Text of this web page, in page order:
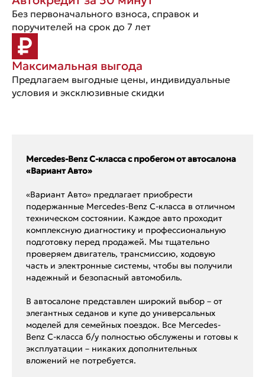
Без первоначального взноса, справок и
поручителей на срок до 7 лет
Максимальная выгода
Предлагаем выгодные цены, индивидуальные
условия и эксклюзивные скидки
Mercedes-Benz C-класса с пробегом от автосалона
«Вариант Авто»
«Вариант Авто» предлагает приобрести
подержанные Mercedes-Benz C-класса в отличном
техническом состоянии. Каждое авто проходит
комплексную диагностику и профессиональную
подготовку перед продажей. Мы тщательно
проверяем двигатель, трансмиссию, ходовую
часть и электронные системы, чтобы вы получили
надежный и безопасный автомобиль.
В автосалоне представлен широкий выбор – от
элегантных седанов и купе до универсальных
моделей для семейных поездок. Все Mercedes-
Benz C-класса б/у полностью обслужены и готовы к
эксплуатации – никаких дополнительных
вложений не потребуется.